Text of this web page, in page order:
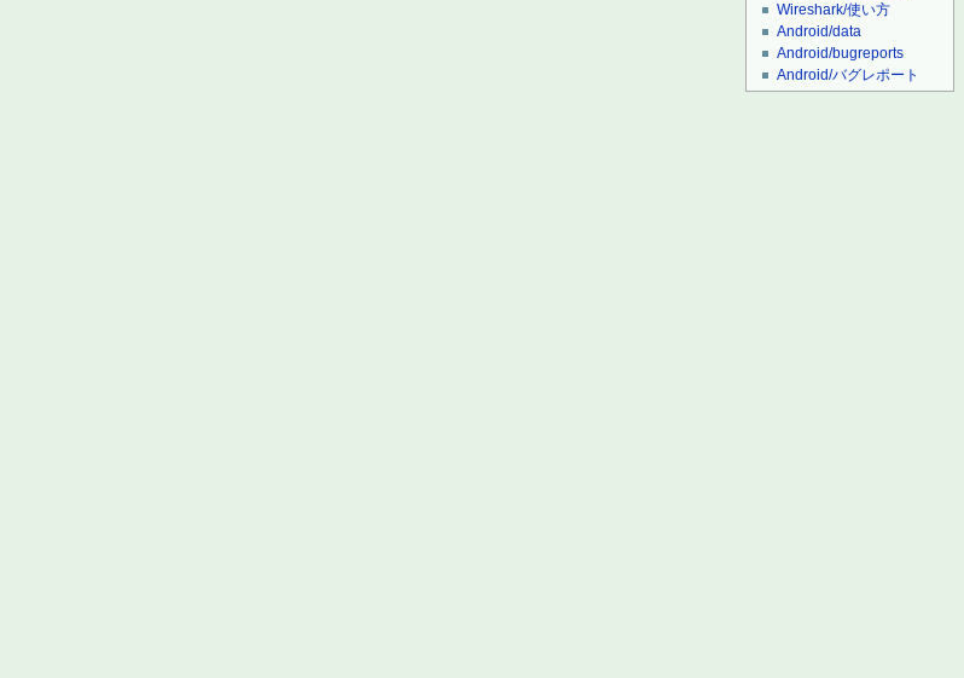
Wireshark/使い方
Android/data
Android/bugreports
Android/バグレポート